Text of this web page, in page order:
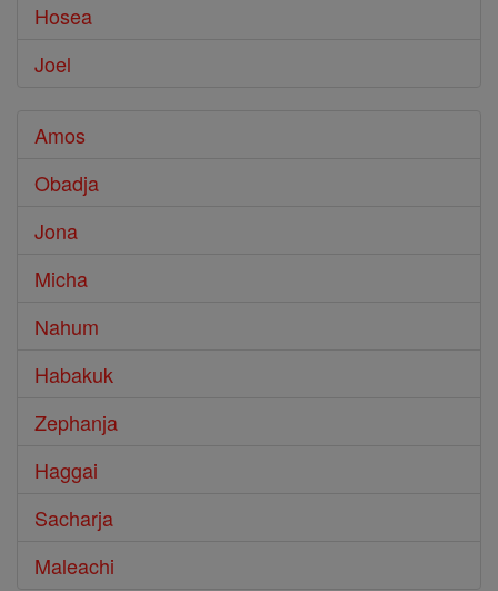
Hosea
Joel
Amos
Obadja
Jona
Micha
Nahum
Habakuk
Zephanja
Haggai
Sacharja
Maleachi